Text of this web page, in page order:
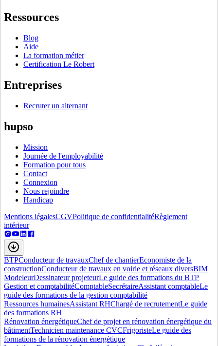
Ressources
Blog
Aide
La formation métier
Certification Le Robert
Entreprises
Recruter un alternant
hupso
Mission
Journée de l'employabilité
Formation pour tous
Contact
Connexion
Nous rejoindre
Handicap
Mentions légalesCGVPolitique de confidentialitéRèglement
intérieur
BTPConducteur de travauxChef de chantierEconomiste de la
constructionConducteur de travaux en voirie et réseaux diversBIM
ModeleurDessinateur projeteurLe guide des formations du BTP
Gestion et comptabilitéComptableSecrétaireAssistant comptableLe
guide des formations de la gestion comptabilité
Ressources humainesAssistant RHChargé de recrutementLe guide
des formations RH
Rénovation énergétiqueChef de projet en rénovation énergétique du
bâtimentTechnicien maintenance CVCFrigoristeLe guide des
formations de la rénovation énergétique